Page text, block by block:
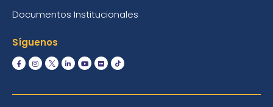
Documentos Institucionales
Síguenos